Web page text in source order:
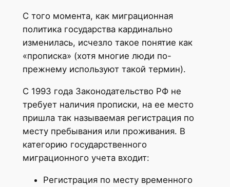
С того момента, как миграционная
политика государства кардинально
изменилась, исчезло такое понятие как
«прописка» (хотя многие люди по-
прежнему используют такой термин).
С 1993 года Законодательство РФ не
требует наличия прописки, на ее место
пришла так называемая регистрация по
месту пребывания или проживания. В
категорию государственного
миграционного учета входит:
Регистрация по месту временного